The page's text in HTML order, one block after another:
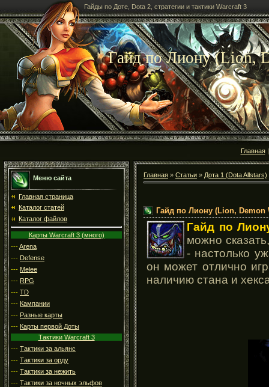
Гайды по Доте, Dota 2, стратегии и тактики Warcraft 3
Гайд по Лиону (Lion,
Главная
Меню сайта
Главная страница
Каталог статей
Каталог файлов
Карты Warcraft 3 (много)
---Arena
--- Defense
--- Melee
--- RPG
--- TD
--- Кампании
--- Разные карты
--- Карты первой Доты
Тактики Warcraft 3
--- Тактики за альянс
--- Тактики за орду
--- Тактики за нежить
--- Тактики за ночных эльфов
Главная » Статьи » Дота 1 (Dota Allstars)
Гайд по Лиону (Lion, Demon
Гайд по
можно
- настолько
он может отлично
наличию стана и